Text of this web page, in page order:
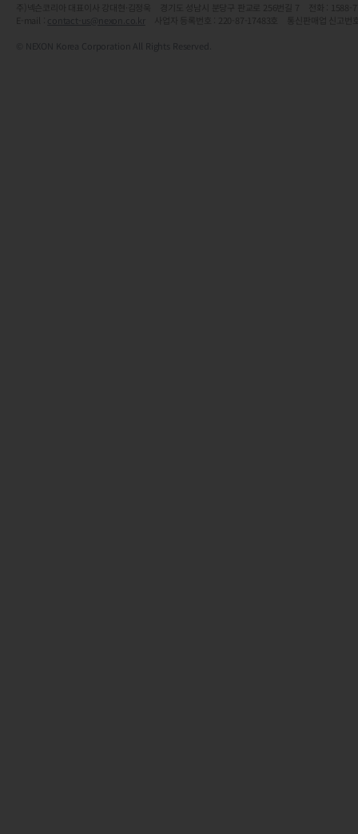
contact-us@nexon.co.kr
© NEXON Korea Corporation All Rights Reserved.